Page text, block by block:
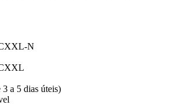
N
a 5 dias úteis)